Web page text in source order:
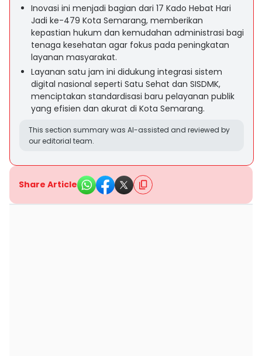
Inovasi ini menjadi bagian dari 17 Kado Hebat Hari
Jadi ke-479 Kota Semarang, memberikan
kepastian hukum dan kemudahan administrasi bagi
tenaga kesehatan agar fokus pada peningkatan
layanan masyarakat.
Layanan satu jam ini didukung integrasi sistem
digital nasional seperti Satu Sehat dan SISDMK,
menciptakan standardisasi baru pelayanan publik
yang efisien dan akurat di Kota Semarang.
This section summary was AI-assisted and reviewed by
our editorial team.
Share Article